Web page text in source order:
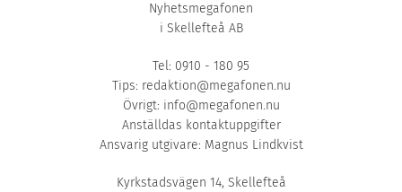
Nyhetsmegafonen
i Skellefteå AB
Tel: 0910 - 180 95
Tips: redaktion@megafonen.nu
Övrigt: info@megafonen.nu
Anställdas kontaktuppgifter
Ansvarig utgivare: Magnus Lindkvist
Kyrkstadsvägen 14, Skellefteå